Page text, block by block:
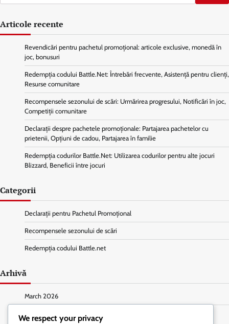
for:
Articole recente
Revendicări pentru pachetul promoțional: articole exclusive, monedă în
joc, bonusuri
Redempția codului Battle.Net: Întrebări frecvente, Asistență pentru clienți,
Resurse comunitare
Recompensele sezonului de scări: Urmărirea progresului, Notificări în joc,
Competiții comunitare
Declarații despre pachetele promoționale: Partajarea pachetelor cu
prietenii, Opțiuni de cadou, Partajarea în familie
Redempția codurilor Battle.Net: Utilizarea codurilor pentru alte jocuri
Blizzard, Beneficii între jocuri
Categorii
Declarații pentru Pachetul Promoțional
Recompensele sezonului de scări
Redempția codului Battle.net
Arhivă
March 2026
February 2026
We respect your privacy